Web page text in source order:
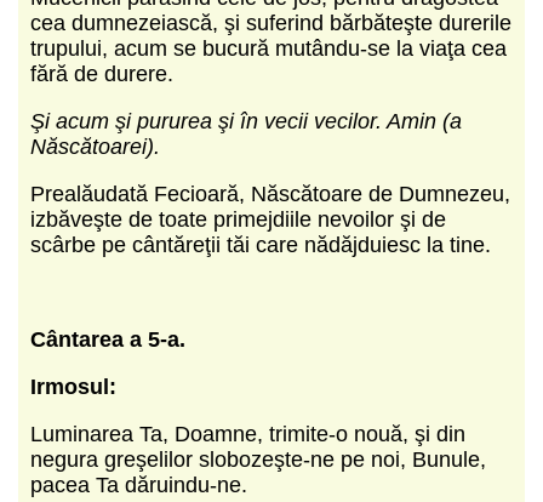
cea dumnezeiască, şi suferind bărbăteşte durerile
trupului, acum se bucură mutându-se la viaţa cea
fără de durere.
Şi acum şi pururea şi în vecii vecilor. Amin (a
Născătoarei).
Prealăudată Fecioară, Născătoare de Dumnezeu,
izbăveşte de toate primejdiile nevoilor şi de
scârbe pe cântăreţii tăi care nădăjduiesc la tine.
Cântarea a 5-a.
Irmosul:
Luminarea Ta, Doamne, trimite-o nouă, şi din
negura greşelilor slobozeşte-ne pe noi, Bunule,
pacea Ta dăruindu-ne.